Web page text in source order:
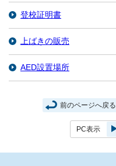
登校証明書
上ばきの販売
AED設置場所
前のページへ戻る
PC表示